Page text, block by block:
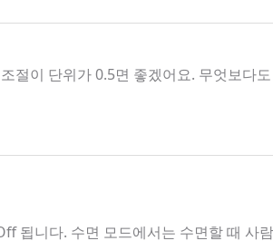
절이 단위가 0.5면 좋겠어요. 무엇보다
됩니다. 수면 모드에서는 수면할 때 사